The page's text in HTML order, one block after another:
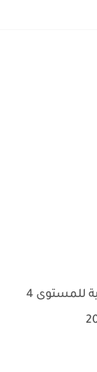
دليل الأستاذ(ة) الجديد في اللغة العربية للمستوى 4